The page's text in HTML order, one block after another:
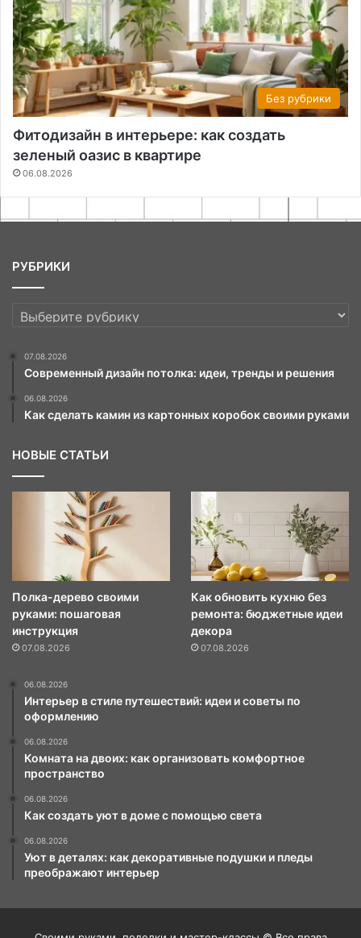
Без рубрики
Фитодизайн в интерьере: как создать
зеленый оазис в квартире
06.08.2026
РУБРИКИ
РУБРИКИ
07.08.2026
Современный дизайн потолка: идеи, тренды и решения
06.08.2026
Как сделать камин из картонных коробок своими руками
НОВЫЕ СТАТЬИ
Полка-дерево своими
руками: пошаговая
инструкция
07.08.2026
Как обновить кухню без
ремонта: бюджетные идеи
декора
07.08.2026
06.08.2026
Интерьер в стиле путешествий: идеи и советы по
оформлению
06.08.2026
Комната на двоих: как организовать комфортное
пространство
06.08.2026
Как создать уют в доме с помощью света
06.08.2026
Уют в деталях: как декоративные подушки и пледы
преображают интерьер